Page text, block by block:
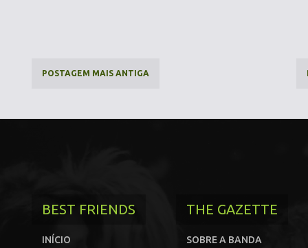
POSTAGEM MAIS ANTIGA
BEST FRIENDS
INÍCIO
THE GAZETTE
SOBRE A BANDA